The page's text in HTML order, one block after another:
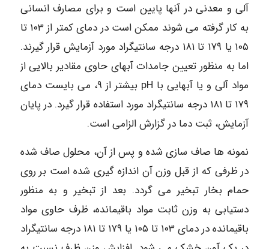
آلی و معدنی در آنها پایین است و برای مصارف انسانی
به کار گرفته می شوند ممکن است در دمای کمتر از ۱۰۳ تا
۱۰۵ یا ۱۷۹ تا ۱۸۱ درجه سانتیگراد مورد آزمایش قرار گیرند.
اما به منظور تعیین جامدات آبهای حاوی مقادیر بالایی از
مواد آلی و یا آبهایی با pH بیشتر از ۹، می بایست دمای
۱۷۹ تا ۱۸۱ درجه سانتیگراد مورد استفاده قرار گیرد. در پایان
آزمایش، ثبت دما در گزارش الزامی است.
نمونه ها صاف سازی شده و پس از آن، محلول صاف شده
در ظرفی که از قبل وزن آن اندازه گیری شده است بر روی
حمام بخار تبخیر می گردد. بعد از تبخیر و به منظور
دستیابی به وزن ثابت مواد باقیمانده، ظرف حاوی مواد
باقیمانده در دمای ۱۰۳ تا ۱۰۵ یا ۱۷۹ تا ۱۸۱ درجه سانتیگراد